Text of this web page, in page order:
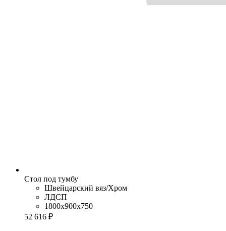
Стол под тумбу
Швейцарский вяз/Хром
ЛДСП
1800x900x750
52 616 ₽